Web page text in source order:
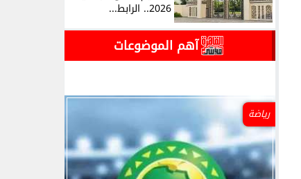
2026.. الرابط...
آهم الموضوعات
رياضة